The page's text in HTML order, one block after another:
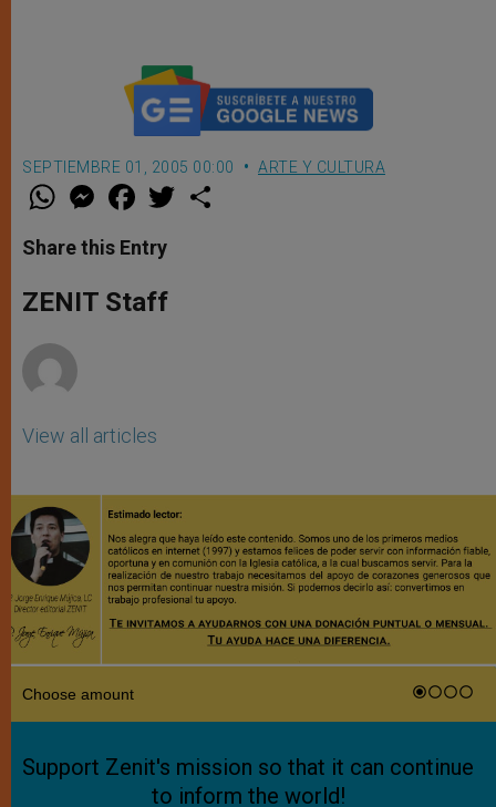
SEPTIEMBRE 01, 2005 00:00 ARTE Y CULTURA
W
t
s
p
p
M
e
s
e
g
e
F
a
e
b
o
k
w
Share this Entry
ZENIT Staff
View all articles